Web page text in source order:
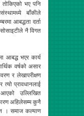
भए पनि
बाँकीले
आबद्धता दर्ता
नै विगत
आबद्ध भएर कार्य
वर्षको असार
र लेखापरीक्षण
त्यो प्रावधानलाई
उल्लिखित
अहिलेसम्म कुनै
। समाज कल्याण